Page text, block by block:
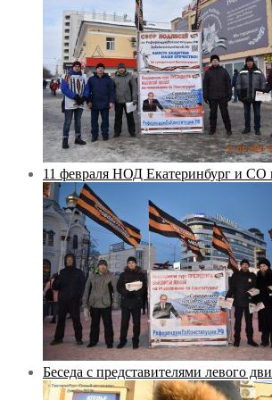
11 февраля НОД Екатеринбург и СО
Беседа с представителями левого